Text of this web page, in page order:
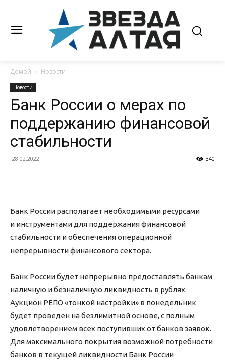
Домой Новости
Новости
Банк России о мерах по
поддержанию финансовой
стабильности
28.02.2022 340
Банк России располагает необходимыми ресурсами
и инструментами для поддержания финансовой
стабильности и обеспечения операционной
непрерывности финансового сектора.
Банк России будет непрерывно предоставлять банкам
наличную и безналичную ликвидность в рублях.
Аукцион РЕПО «тонкой настройки» в понедельник
будет проведен на безлимитной основе, с полным
удовлетворением всех поступивших от банков заявок.
Для максимального покрытия возможной потребности
банков в текущей ликвидности Банк России